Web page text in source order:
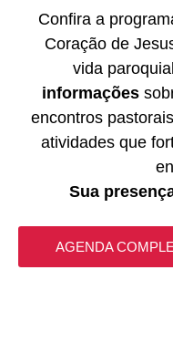
Confira a
Coração de
vida
informações
encontros
atividades que
Sua
AGENDA